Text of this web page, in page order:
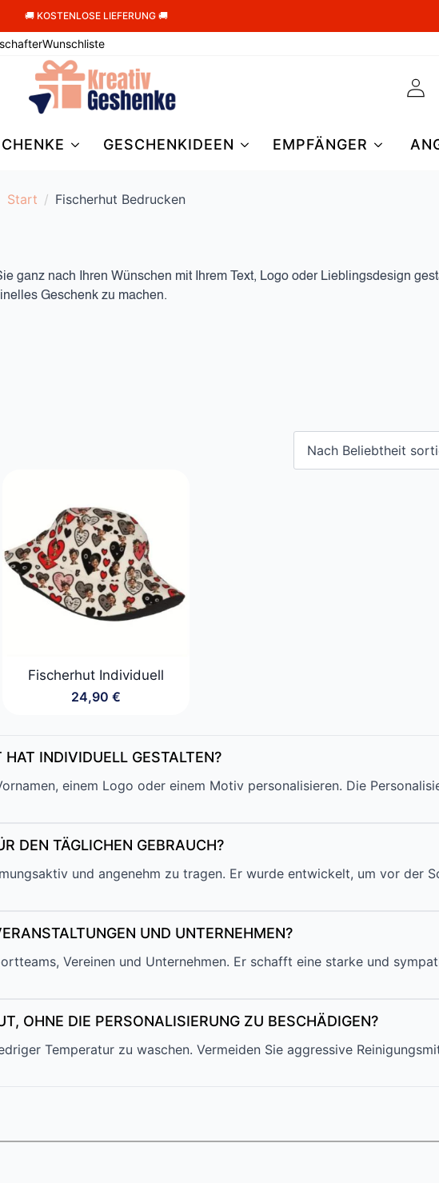
🚚 KOSTENLOSE LIEFERUNG 🚚
Wunschliste
GESCHENKIDEEN EMPFÄNGER
Start Fischerhut Bedrucken​
ganz nach Ihren Wünschen mit Ihrem Text, Logo oder Lieblingsdesign
Geschenk zu machen.
Fischerhut Individuell
24,90 €
INDIVIDUELL GESTALTEN?
einem Logo oder einem Motiv personalisieren. Die
DEN TÄGLICHEN GEBRAUCH?
und angenehm zu tragen. Er wurde entwickelt, um vor der
UND UNTERNEHMEN?
Vereinen und Unternehmen. Er schafft eine starke und
OHNE DIE PERSONALISIERUNG ZU BESCHÄDIGEN?
Temperatur zu waschen. Vermeiden Sie aggressive